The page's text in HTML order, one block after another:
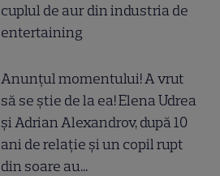
cuplul de aur din industria de
entertaining
Anunțul momentului! A vrut
să se știe de la ea! Elena Udrea
și Adrian Alexandrov, după 10
ani de relație și un copil rupt
din soare au...